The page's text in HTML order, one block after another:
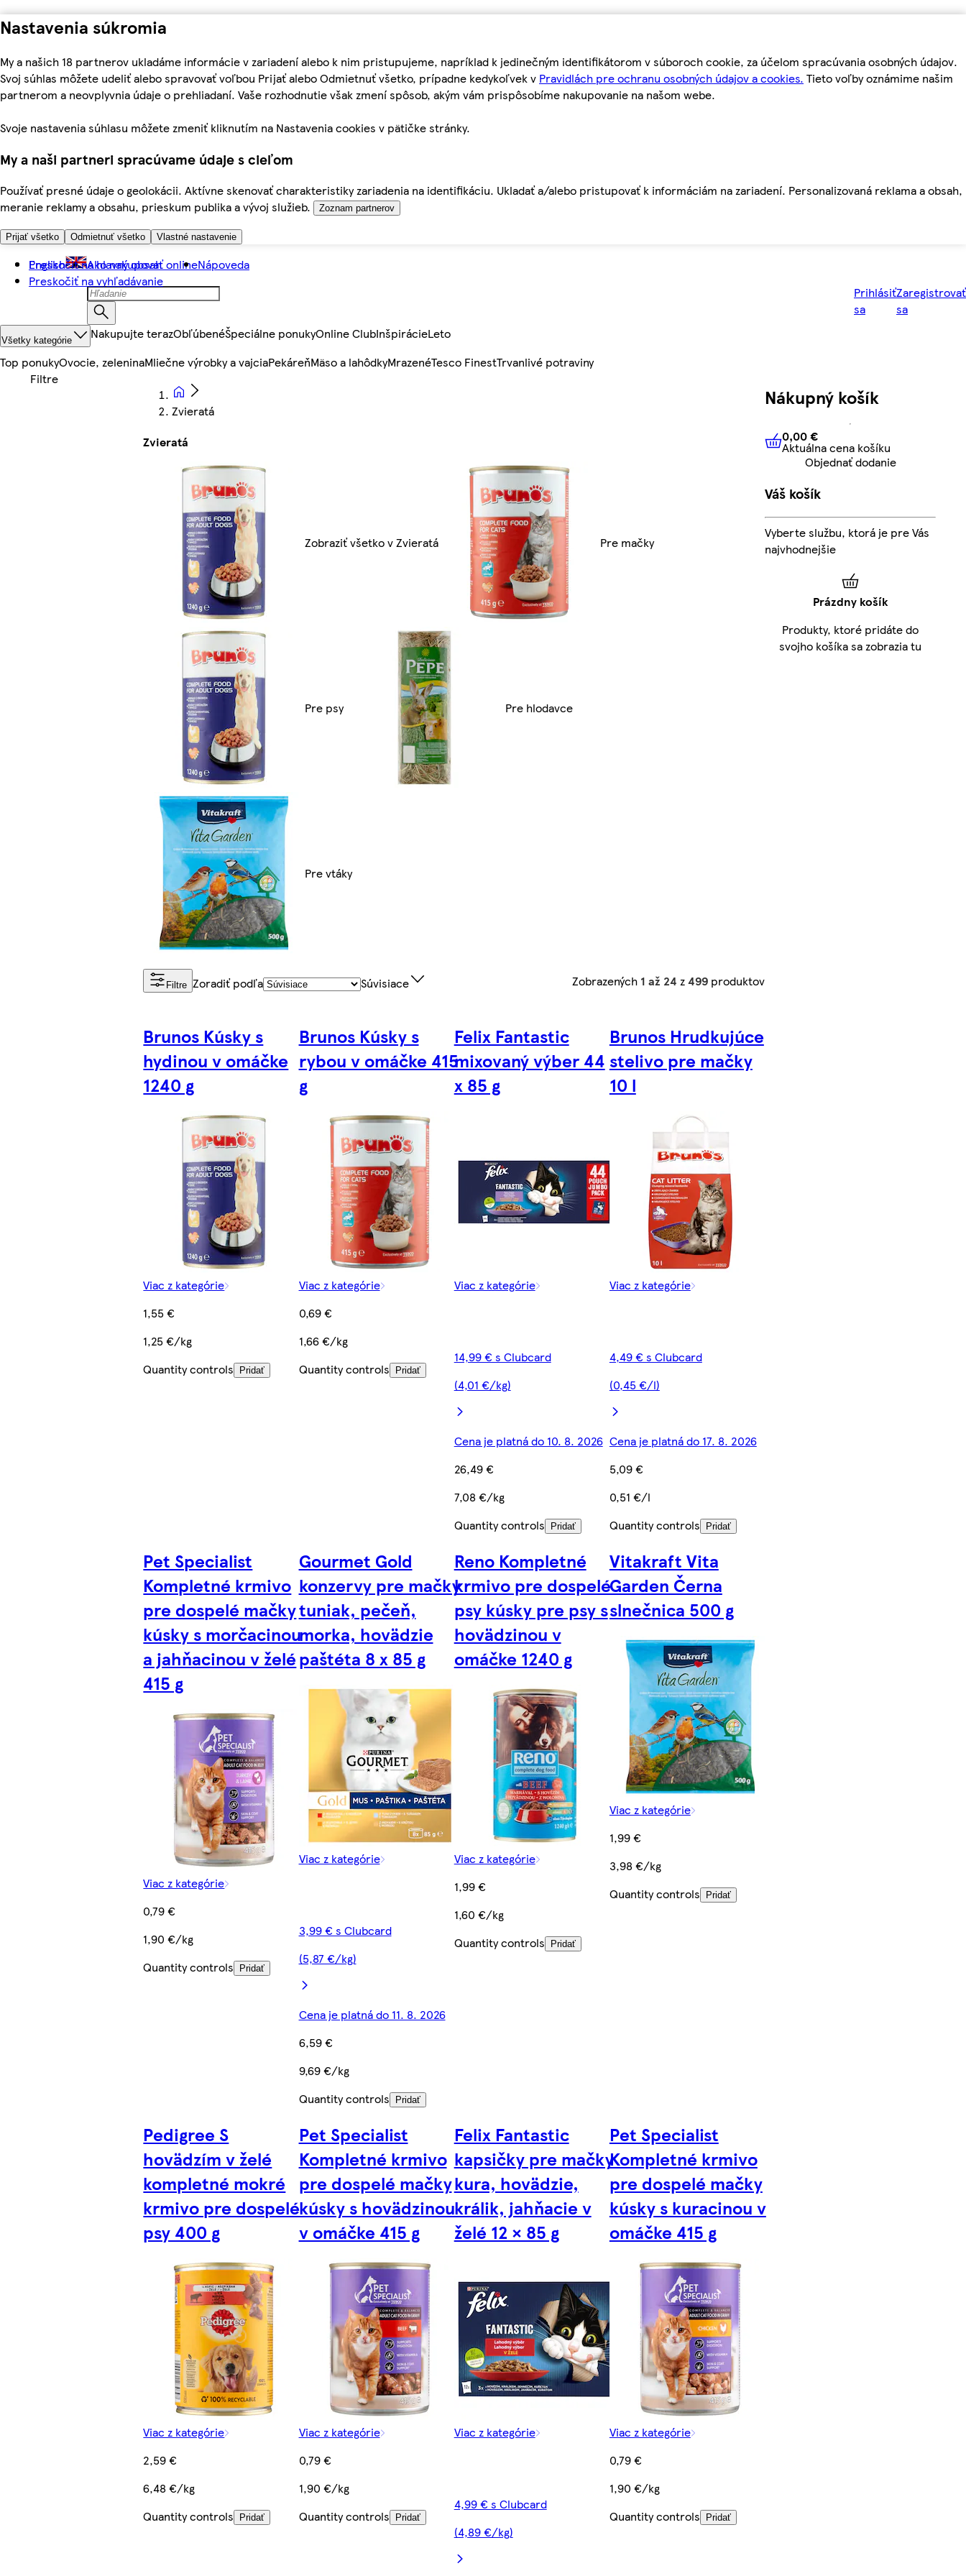
Nastavenia súkromia
My a našich 18 partnerov ukladáme informácie v zariadení alebo k nim pristupujeme, napríklad k jedinečným identifikátorom v súboroch cookie, za účelom spracúvania osobných údajov.
Svoj súhlas môžete udeliť alebo spravovať voľbou Prijať alebo Odmietnuť všetko, prípadne kedykoľvek v Pravidlách pre ochranu osobných údajov a cookies. Tieto voľby oznámime našim
partnerom a neovplyvnia údaje o prehliadaní. Vaše rozhodnutie však zmení spôsob, akým vám prispôsobíme nakupovanie na našom webe.
Svoje nastavenia súhlasu môžete zmeniť kliknutím na Nastavenia cookies v pätičke stránky.
My a naši partneri spracúvame údaje s cieľom
Používať presné údaje o geolokácii. Aktívne skenovať charakteristiky zariadenia na identifikáciu. Ukladať a/alebo pristupovať k informáciám na zariadení. Personalizovaná reklama a obsah,
meranie reklamy a obsahu, prieskum publika a vývoj služieb.
Zoznam partnerov
Prijať všetko Odmietnuť všetko Vlastné nastavenie
Preskočiť na hlavný obsah
Preskočiť na vyhľadávanie
English Ako nakupovať onlineNápoveda
Prihlásiť
sa
Zaregistrovať
sa
Všetky kategórie Nakupujte terazObľúbenéŠpeciálne ponukyOnline ClubInšpirácieLeto
Top ponukyOvocie, zeleninaMliečne výrobky a vajciaPekáreňMäso a lahôdkyMrazenéTesco FinestTrvanlivé potraviny
Zvieratá
Zvieratá
Zobraziť všetko v Zvieratá Pre mačky
Pre psy Pre hlodavce
Pre vtáky
Filtre Zoradiť podľa Súvisiace Zobrazených 1 až 24 z499 produktov
Brunos Kúsky s
hydinou v omáčke
1240 g
Viac z kategórie
1,55 €
1,25 €/kg
Quantity controls
Pridať
Brunos Kúsky s
rybou v omáčke 415
g
Viac z kategórie
0,69 €
1,66 €/kg
Quantity controls
Pridať
Felix Fantastic
mixovaný výber 44
x 85 g
Viac z kategórie
14,99 € s Clubcard
(4,01 €/kg)
Cena je platná do 10. 8. 2026
26,49 €
7,08 €/kg
Quantity controls
Pridať
Brunos Hrudkujúce
stelivo pre mačky
10 l
Viac z kategórie
4,49 € s Clubcard
(0,45 €/l)
Cena je platná do 17. 8. 2026
5,09 €
0,51 €/l
Quantity controls
Pridať
Pet Specialist
Kompletné krmivo
pre dospelé mačky
kúsky s morčacinou
a jahňacinou v želé
415 g
Viac z kategórie
0,79 €
1,90 €/kg
Quantity controls
Pridať
Gourmet Gold
konzervy pre mačky
tuniak, pečeň,
morka, hovädzie
paštéta 8 x 85 g
Viac z kategórie
3,99 € s Clubcard
(5,87 €/kg)
Cena je platná do 11. 8. 2026
6,59 €
9,69 €/kg
Quantity controls
Pridať
Reno Kompletné
krmivo pre dospelé
psy kúsky pre psy s
hovädzinou v
omáčke 1240 g
Viac z kategórie
1,99 €
1,60 €/kg
Quantity controls
Pridať
Vitakraft Vita
Garden Černa
slnečnica 500 g
Viac z kategórie
1,99 €
3,98 €/kg
Quantity controls
Pridať
Pedigree S
hovädzím v želé
kompletné mokré
krmivo pre dospelé
psy 400 g
Viac z kategórie
2,59 €
6,48 €/kg
Quantity controls Pridať
Pet Specialist
Kompletné krmivo
pre dospelé mačky
kúsky s hovädzinou
v omáčke 415 g
Viac z kategórie
0,79 €
1,90 €/kg
Quantity controls
Pridať
Felix Fantastic
kapsičky pre mačky
kura, hovädzie,
králik, jahňacie v
želé 12 × 85 g
Viac z kategórie
4,99 € s Clubcard
(4,89 €/kg)
Pet Specialist
Kompletné krmivo
pre dospelé mačky
kúsky s kuracinou v
omáčke 415 g
Viac z kategórie
0,79 €
1,90 €/kg
Quantity controls
Pridať
Nákupný košík
0,00 € Aktuálna cena košíku
0,00 €
Aktuálna cena košíku
Objednať dodanie
Váš košík
Vyberte službu, ktorá je pre Vás
najvhodnejšie
Prázdny košík
Produkty, ktoré pridáte do
svojho košíka sa zobrazia tu